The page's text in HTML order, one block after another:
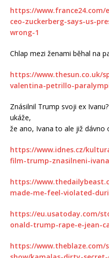
https://www.france24.com/
ceo-zuckerberg-says-us-
wrong-1
Chlap mezi ženami běhal na
https://www.thesun.co.uk/
valentina-petrillo-
Znásilnil Trump svoji ex
ukáže,
že ano, Ivana to ale již dávno
https://www.idnes.cz/
film-trump-znasilneni-
https://
made-me-feel-violated-
https://eu.usatoday.com/
onald-trump-rape-e-jean-
https://www.theblaze.com/